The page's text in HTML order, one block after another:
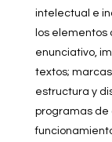
intelectual e
los elementos
enunciativo,
textos;
estructura y
programas de